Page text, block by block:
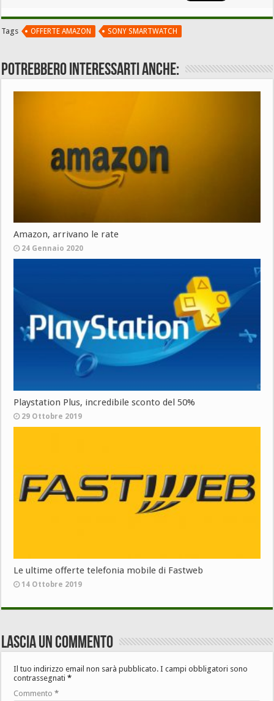
Tags OFFERTE AMAZON SONY SMARTWATCH
Potrebbero interessarti anche:
Amazon, arrivano le rate
24 Gennaio 2020
Playstation Plus, incredibile sconto del 50%
29 Ottobre 2019
Le ultime offerte telefonia mobile di Fastweb
14 Ottobre 2019
Lascia un commento
Il tuo indirizzo email non sarà pubblicato. I campi obbligatori sono
contrassegnati*
Commento*